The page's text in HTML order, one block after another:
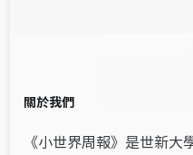
關於我們
《小世界周報》是世新